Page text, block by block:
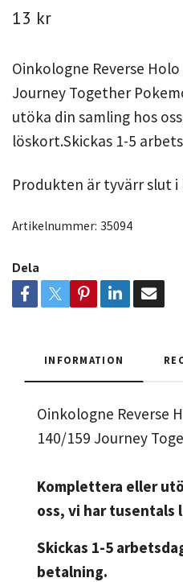
13 kr
Oinkologne Reverse
Journey Together
utöka din samling hos
löskort.Skickas 1-5
Produkten är tyvärr slut i
Artikelnummer: 35094
Dela
INFORMATION
Oinkologne Reverse
140/159 Journey
Komplettera eller
oss, vi har tusentals
Skickas 1-5
betalning.